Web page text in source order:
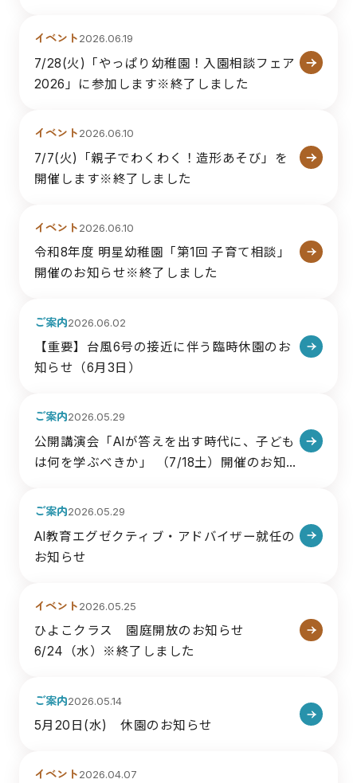
イベント
7/28(火)「やっぱり幼稚園！入園相談フェア
2026」に参加します※終了しました
2026.06.19
イベント
7/7(火)「親子でわくわく！造形あそび」を
開催します※終了しました
2026.06.10
イベント
令和8年度 明星幼稚園「第1回 子育て相談」
開催のお知らせ※終了しました
2026.06.10
ご案内
【重要】台風6号の接近に伴う臨時休園のお
知らせ（6月3日）
2026.06.02
ご案内
公開講演会「AIが答えを出す時代に、子ども
は何を学ぶべきか」 （7/18土）開催のお知ら
2026.05.29
ご案内
AI教育エグゼクティブ・アドバイザー就任の
お知らせ
2026.05.29
イベント
ひよこクラス 園庭開放のお知らせ
6/24（水）※終了しました
2026.05.25
ご案内
5月20日(水) 休園のお知らせ
2026.05.14
イベント2026.04.07